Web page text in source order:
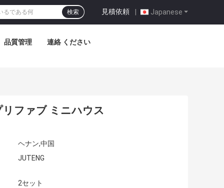
Japanese
見積依頼 |
検索
品質管理 連絡 ください
ファブ ミニハウス
ヘナン,中国
JUTENG
2セット